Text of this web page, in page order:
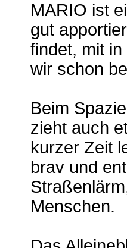
MARIO ist
gut
findet, mit
wir schon
Beim
zieht auch
kurzer Zeit
brav und
Menschen.